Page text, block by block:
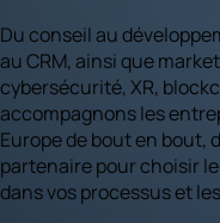
Du conseil au
au CRM, ainsi que
cybersécurité, XR,
accompagnons les
Europe de bout en bout,
partenaire pour choisir
dans vos processus et